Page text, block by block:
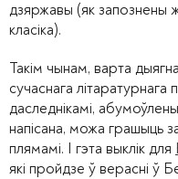
дзяржавы (як запознены
класіка).
Такім чынам, варта
сучаснага
даследнікамі,
напісана, можа грашыць
плямамі. І гэта выклік для
які пройдзе ў верасні ў